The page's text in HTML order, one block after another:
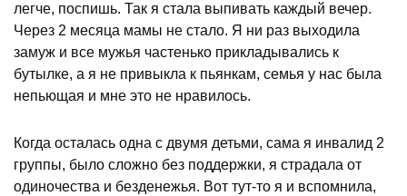
легче, поспишь. Так я стала выпивать каждый вечер.
Через 2 месяца мамы не стало. Я ни раз выходила
замуж и все мужья частенько прикладывались к
бутылке, а я не привыкла к пьянкам, семья у нас была
непьющая и мне это не нравилось.
Когда осталась одна с двумя детьми, сама я инвалид 2
группы, было сложно без поддержки, я страдала от
одиночества и безденежья. Вот тут-то я и вспомнила,